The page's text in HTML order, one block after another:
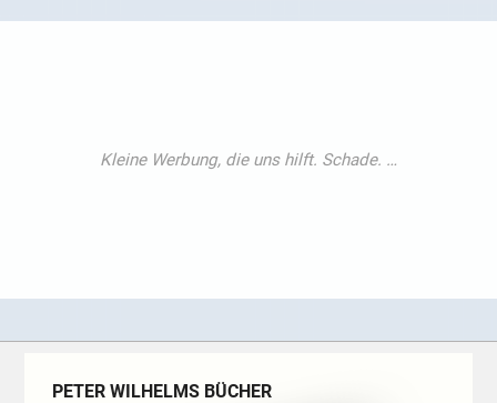
PETER WILHELMS BÜCHER